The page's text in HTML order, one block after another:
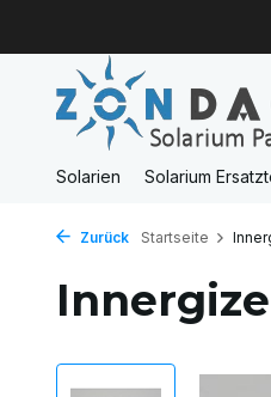
Solarien Solarium
Zurück Startseite